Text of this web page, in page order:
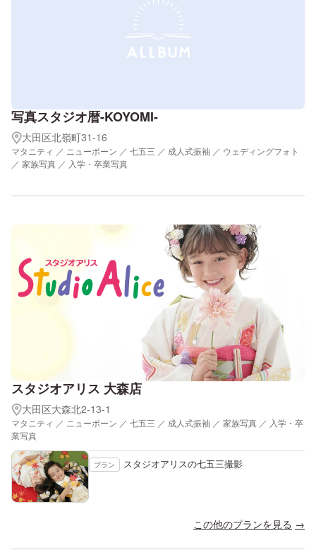
写真スタジオ暦-KOYOMI-
大田区北嶺町31-16
マタニティ ／ ニューボーン ／ 七五三 ／ 成人式振袖 ／ ウェディングフォト
／ 家族写真 ／ 入学・卒業写真
スタジオアリス 大森店
大田区大森北2-13-1
マタニティ ／ ニューボーン ／ 七五三 ／ 成人式振袖 ／ 家族写真 ／ 入学・卒
業写真
プラン スタジオアリスの七五三撮影
この他のプランを見る